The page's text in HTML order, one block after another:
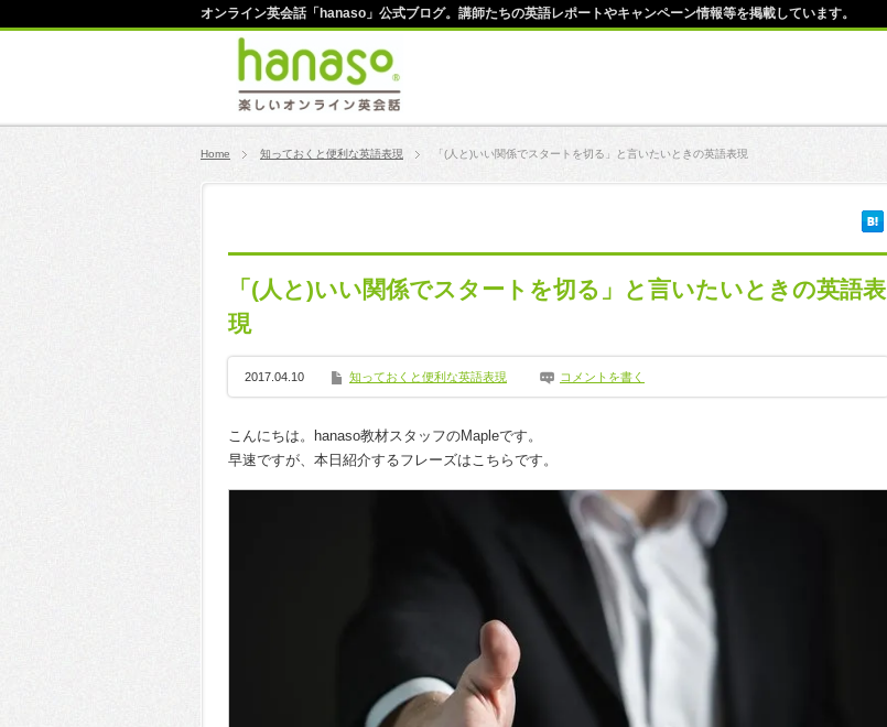
オンライン英会話「hanaso」公式ブログ。講師たちの英語レポートやキャンペーン情報等を掲載しています。
Home 知っておくと便利な英語表現 「(人と)いい関係でスタートを切る」と言いたいときの英語表現
「(人と)いい関係でスタートを切る」と言いたいときの英語表
現
2017.04.10 知っておくと便利な英語表現 コメントを書く
こんにちは。hanaso教材スタッフのMapleです。
早速ですが、本日紹介するフレーズはこちらです。